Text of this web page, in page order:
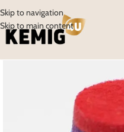
Skip to navigation
Skip to main content